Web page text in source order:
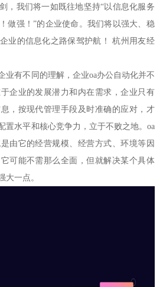
，我们将一如既往地坚持“以信息化服务
做强！”的企业使命。我们将以强大、稳
业的信息化之路保驾护航！ 杭州用友经
业有不同的理解，企业oa办公自动化并不
企业的发展潜力和内在需求，企业只有
，按现代管理手段及时准确的应对，才
置水平和核心竞争力，立于不败之地。oa
由它的经营规模、经营方式、环境等因
可能不需那么全面，但就解决某个具体
大一点。